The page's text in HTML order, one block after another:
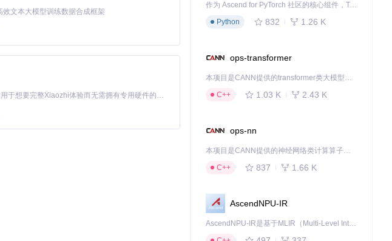
文本大模型训练数据合成框架
基于Python的Xiaozhi AI，适用于想要完整Xiaozhi体验而无需拥有专用硬件的用户。
作为 Ascend for PyTorch 社区的核心组件，TorchNPU 是昇腾专为 PyTorch 打造的深度学习适配插件，使 PyTorch 框架能够直接调用昇腾 NPU，为开发者提供昇腾 AI 处理器的超强算力。
Python
832 1.26 K
ops-transformer
本项目是CANN提供的transformer类大模型算子库，实现网络在NPU上加速计算。
C++
1.03 K 2.43 K
ops-nn
本项目是CANN提供的神经网络类计算算子库，实现网络在NPU上加速计算。
C++
837 1.66 K
AscendNPU-IR
AscendNPU-IR是基于MLIR（Multi-Level Intermediate Representation）构建的，面向昇腾亲和算子编译时使用的中间表示，提供昇腾完备表达能力，通过编译优化提升昇腾AI处理器计算效率，支持通过生态框架使能昇腾AI处理器与深度调优